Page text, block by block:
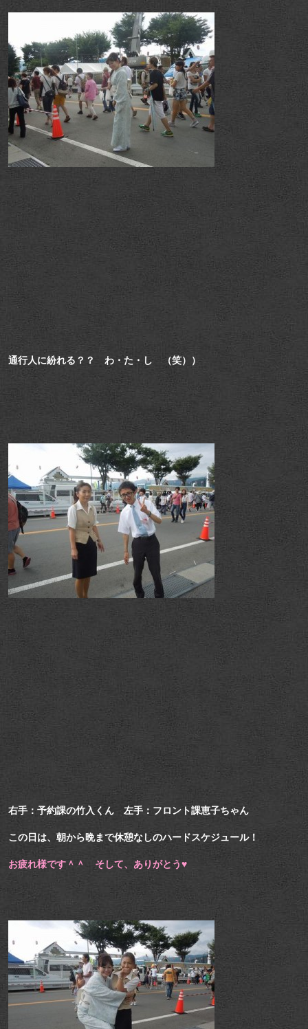
通行人に紛れる？？ わ・た・し （笑））
右手：予約課の竹入くん 左手：フロント課恵子ちゃん
この日は、朝から晩まで休憩なしのハードスケジュール！
お疲れ様です＾＾ そして、ありがとう♥